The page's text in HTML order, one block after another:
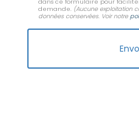
dans ce formulaire pour
demande. (Aucune exploitation
données conservées. Voir notre